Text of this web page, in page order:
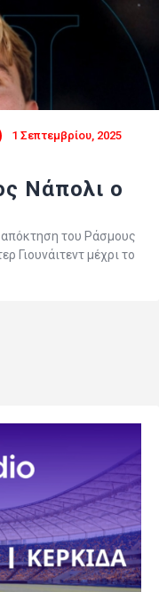
1 Σεπτεμβρίου, 2025
Νάπολι ο
απόκτηση του Ράσμους
Γιουνάιτεντ μέχρι το